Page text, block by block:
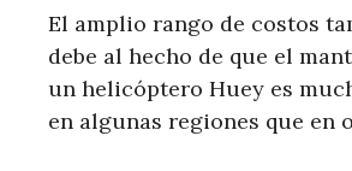
El amplio rango de costos
debe al hecho de que el
un helicóptero Huey es
en algunas regiones que en